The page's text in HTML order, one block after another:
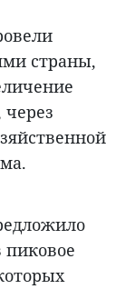
страны,
пиковое